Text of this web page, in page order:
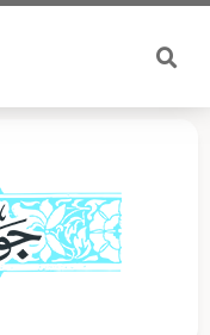
تخطي
المحتوى